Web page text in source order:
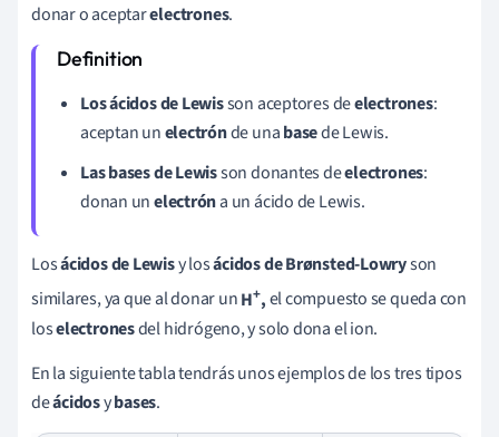
donar o aceptarelectrones.
Los ácidos de Lewisson aceptores deelectrones:
aceptan unelectrónde unabasede Lewis.
Las bases de Lewisson donantes deelectrones:
donan unelectróna un ácido de Lewis.
Losácidos de Lewisy losácidos deBrønsted-Lowryson
similares, ya que al donar unH+,el compuesto se queda con
loselectronesdel hidrógeno, y solo dona el ion.
En la siguiente tabla tendrás unos ejemplos de los tres tipos
deácidosybases.